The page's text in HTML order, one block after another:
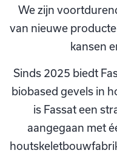
We zijn
van nieuwe
kansen
Sinds 2025 biedt
biobased gevels in
is Fassat een
aangegaan met